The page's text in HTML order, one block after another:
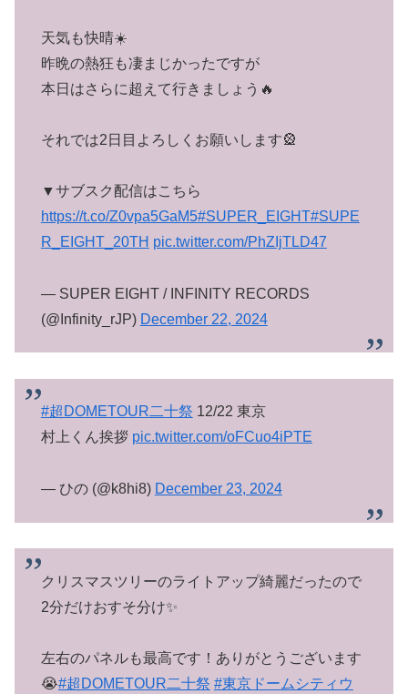
天気も快晴☀️
昨晩の熱狂も凄まじかったですが
本日はさらに超えて行きましょう🔥
それでは2日目よろしくお願いします🎡
▼サブスク配信はこちら
https://t.co/Z0vpa5GaM5#SUPER_EIGHT#SUPE
R_EIGHT_20TH pic.twitter.com/PhZIjTLD47
— SUPER EIGHT / INFINITY RECORDS
(@Infinity_rJP) December 22, 2024
#超DOMETOUR二十祭 12/22 東京
村上くん挨拶 pic.twitter.com/oFCuo4iPTE
— ひの (@k8hi8) December 23, 2024
クリスマスツリーのライトアップ綺麗だったので
2分だけおすそ分け✨️
左右のパネルも最高です！ありがとうございます
😭#超DOMETOUR二十祭 #東京ドームシティウ